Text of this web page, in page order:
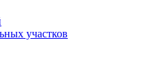
участков